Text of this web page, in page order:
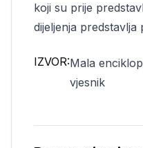
koji su prije
dijeljenja predstavlja
IZVOR:Mala
vjesnik